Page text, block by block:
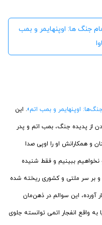
جنگ ها: اوپنهایمر و بمب
اوپنهایمر و بمب اتم». این
از پدیده جنگ، بمب اتم و پدر
و همکارانش او را اوپی صدا
نخواهیم ببینیم و فقط شنیده
و بر سر ملتی و کشوری ریخته شده
این سوالم در ذهن‌مان
واقع ‌انفجار اتمی توانسته جلوی